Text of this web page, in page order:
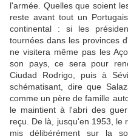
l'armée. Quelles que soient
reste avant tout un
continental : si les
tournées dans les provinces
ne visitera même pas les
son pays, ce sera pour
Ciudad Rodrigo, puis à
schématisant, dire que
comme un père de famille
le maintient à l'abri des
reçu. De là, jusqu'en 1953, le
mis délibérément sur la